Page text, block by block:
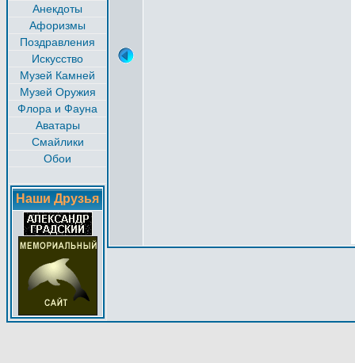
Анекдоты
Афоризмы
Поздравления
Искусство
Музей Камней
Музей Оружия
Флора и Фауна
Аватары
Смайлики
Обои
Наши Друзья